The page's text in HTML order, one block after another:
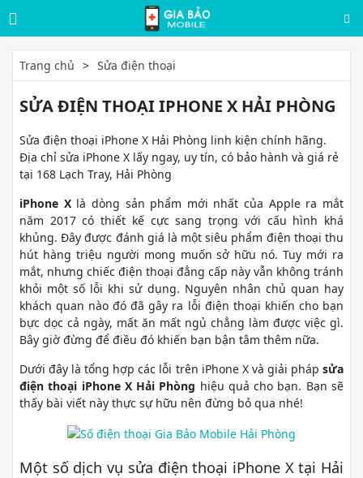
Trang chủ Sửa điện thoại
SỬA ĐIỆN THOẠI IPHONE X HẢI PHÒNG
Sửa điện thoại iPhone X Hải Phòng linh kiện chính hãng.
Địa chỉ sửa iPhone X lấy ngay, uy tín, có bảo hành và giá rẻ
tại 168 Lạch Tray, Hải Phòng
iPhone X là dòng sản phẩm mới nhất của Apple ra mắt
năm 2017 có thiết kế cực sang trọng với cấu hình khá
khủng. Đây được đánh giá là một siêu phẩm điện thoại thu
hút hàng triệu người mong muốn sở hữu nó. Tuy mới ra
mắt, nhưng chiếc điện thoại đẳng cấp này vẫn không tránh
khỏi một số lỗi khi sử dụng. Nguyên nhân chủ quan hay
khách quan nào đó đã gây ra lỗi điện thoại khiến cho bạn
bực dọc cả ngày, mất ăn mất ngủ chẳng làm được việc gì.
Bây giờ đừng để điều đó khiến bạn bận tâm thêm nữa.
Dưới đây là tổng hợp các lỗi trên iPhone X và giải pháp sửa
điện thoại iPhone X Hải Phòng hiệu quả cho bạn. Bạn sẽ
thấy bài viết này thực sự hữu nên đừng bỏ qua nhé!
Một số dịch vụ sửa điện thoại iPhone X tại Hải